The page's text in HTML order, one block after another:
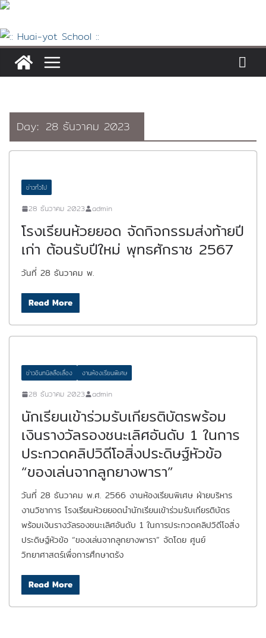
Skip
content
Day: 28 ธันวาคม 2023
ข่าวทั่วไป
28 ธันวาคม 2023 admin
โรงเรียนห้วยยอด จัดกิจกรรมส่งท้ายปี
เก่า ต้อนรับปีใหม่ พุทธศักราช 2567
วันที่ 28 ธันวาคม พ.
Read More
ข่าวอินทนิลลือเลื่อง งานห้องเรียนพิเศษ
28 ธันวาคม 2023 admin
นักเรียนเข้าร่วมรับเกียรติบัตรพร้อม
เงินรางวัลรองชนะเลิศอันดับ 1 ในการ
ประกวดคลิปวิดีโอสิ่งประดิษฐ์หัวข้อ
“ของเล่นจากลูกยางพารา”
วันที่ 28 ธันวาคม พ.ศ. 2566 งานห้องเรียนพิเศษ ฝ่ายบริหาร
งานวิชาการ โรงเรียนห้วยยอดนำนักเรียนเข้าร่วมรับเกียรติบัตร
พร้อมเงินรางวัลรองชนะเลิศอันดับ 1 ในการประกวดคลิปวิดีโอสิ่ง
ประดิษฐ์หัวข้อ “ของเล่นจากลูกยางพารา” จัดโดย ศูนย์
วิทยาศาสตร์เพื่อการศึกษาตรัง
Read More